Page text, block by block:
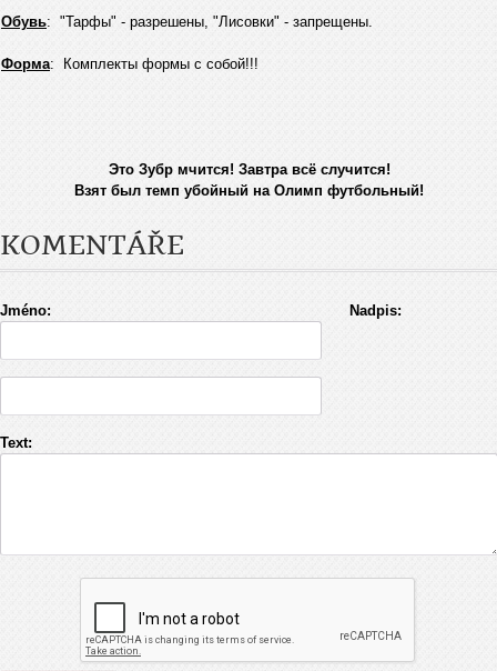
Обувь: "Тарфы" - разрешены, "Лисовки" - запрещены.
Форма: Комплекты формы с собой!!!
Это Зубр мчится! Завтра всё случится!
Взят был темп убойный на Олимп футбольный!
KOMENTÁŘE
Jméno: Nadpis:
Text: